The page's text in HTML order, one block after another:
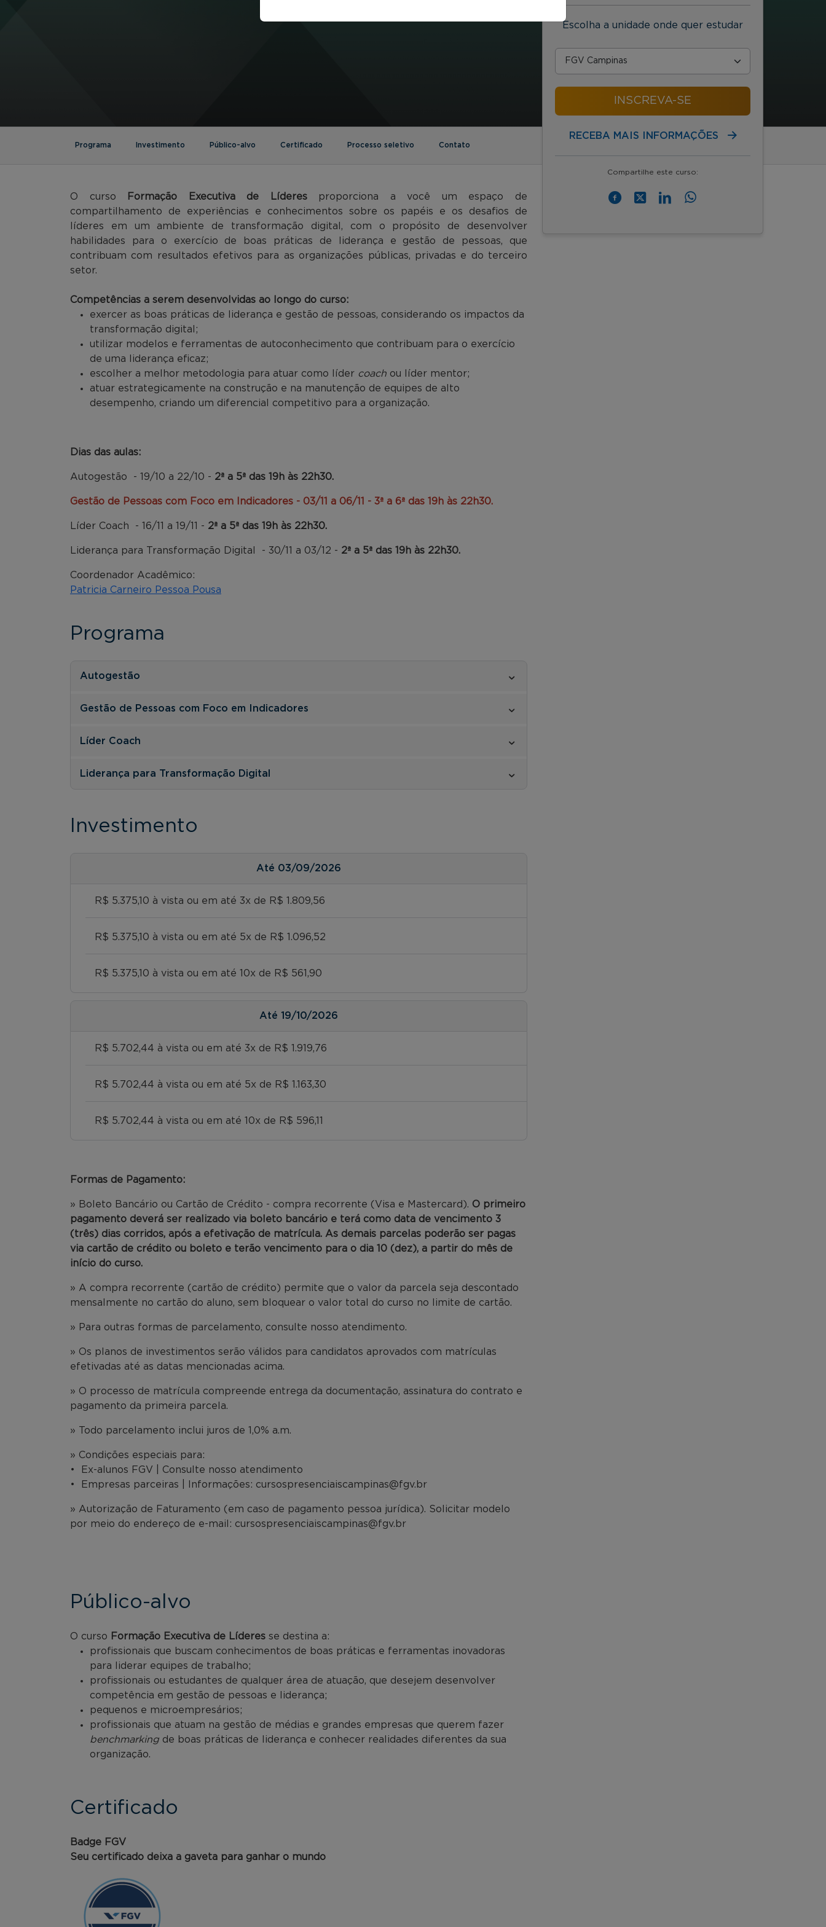
Escolha a unidade onde quer estudar
INSCREVA-SE
RECEBA MAIS INFORMAÇÕES
Compartilhe este curso:
Programa Investimento Público-alvo Certificado Processo seletivo Contato
O curso Formação Executiva de Líderesproporciona a você um espaço de
compartilhamento de experiências e conhecimentos sobre os papéis e os desafios de
líderes em um ambiente de transformação digital, com o propósito de desenvolver
habilidades para o exercício de boas práticas de liderança e gestão de pessoas, que
contribuam com resultados efetivos para as organizações públicas, privadas e do terceiro
setor.
Competências a serem desenvolvidas ao longo do curso:
exercer as boas práticas de liderança e gestão de pessoas, considerando os impactos da
transformação digital;
utilizar modelos e ferramentas de autoconhecimento que contribuam para o exercício
de uma liderança eficaz;
escolher a melhor metodologia para atuar como líder coach ou líder mentor;
atuar estrategicamente na construção e na manutenção de equipes de alto
desempenho, criando um diferencial competitivo para a organização.
Dias das aulas:
Autogestão ​ - 19/10 a 22/10 - 2ª a 5ª das 19h às 22h30.
Gestão de Pessoas com Foco em Indicadores - 03/11 a 06/11 - 3ª a 6ª das 19h às 22h30.
Líder Coach ​ - 16/11 a 19/11 - 2ª a 5ª das 19h às 22h30.
Liderança para Transformação Digital​ ​ - 30/11 a 03/12 - 2ª a 5ª das 19h às 22h30.
Coordenador Acadêmico:
Patricia Carneiro Pessoa Pousa
Programa
Autogestão
Gestão de Pessoas com Foco em Indicadores
Líder Coach
Liderança para Transformação Digital
Investimento
Até 03/09/2026
R$ 5.375,10 à vista ou em até 3x de R$ 1.809,56
R$ 5.375,10 à vista ou em até 5x de R$ 1.096,52
R$ 5.375,10 à vista ou em até 10x de R$ 561,90
Até 19/10/2026
R$ 5.702,44 à vista ou em até 3x de R$ 1.919,76
R$ 5.702,44 à vista ou em até 5x de R$ 1.163,30
R$ 5.702,44 à vista ou em até 10x de R$ 596,11
Formas de Pagamento:
» Boleto Bancário ou Cartão de Crédito - compra recorrente (Visa e Mastercard). O primeiro
pagamento deverá ser realizado via boleto bancário e terá como data de vencimento 3
(três) dias corridos, após a efetivação de matrícula. As demais parcelas poderão ser pagas
via cartão de crédito ou boleto e terão vencimento para o dia 10 (dez), a partir do mês de
início do curso.
» A compra recorrente (cartão de crédito) permite que o valor da parcela seja descontado
mensalmente no cartão do aluno, sem bloquear o valor total do curso no limite de cartão.
» Para outras formas de parcelamento, consulte nosso atendimento.
» Os planos de investimentos serão válidos para candidatos aprovados com matrículas
efetivadas até as datas mencionadas acima.
» O processo de matrícula compreende entrega da documentação, assinatura do contrato e
pagamento da primeira parcela.
» Todo parcelamento inclui juros de 1,0% a.m.
» Condições especiais para:
• Ex-alunos FGV | Consulte nosso atendimento
• Empresas parceiras | Informações: cursospresenciaiscampinas@fgv.br
» Autorização de Faturamento (em caso de pagamento pessoa jurídica). Solicitar modelo
por meio do endereço de e-mail: cursospresenciaiscampinas@fgv.br
Público-alvo
O curso Formação Executiva de Líderes se destina a:
profissionais que buscam conhecimentos de boas práticas e ferramentas inovadoras
para liderar equipes de trabalho;
profissionais ou estudantes de qualquer área de atuação, que desejem desenvolver
competência em gestão de pessoas e liderança;
pequenos e microempresários;
profissionais que atuam na gestão de médias e grandes empresas que querem fazer
benchmarking de boas práticas de liderança e conhecer realidades diferentes da sua
organização.
Certificado
Badge FGV
Seu certificado deixa a gaveta para ganhar o mundo